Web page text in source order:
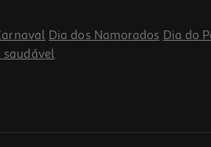
Dia dos Namorados Dia do
saudável